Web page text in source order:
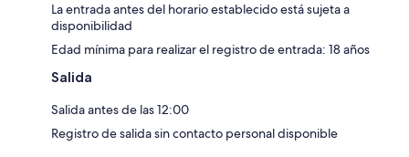
La entrada antes del horario establecido está sujeta a
disponibilidad
Edad mínima para realizar el registro de entrada: 18 años
Salida
Salida antes de las 12:00
Registro de salida sin contacto personal disponible